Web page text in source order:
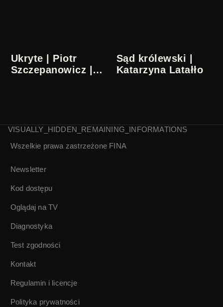
Ukryte | Piotr
Szczepanowicz |
Sąd królewski |
Katarzyna Latałło
Bajon
VISUALLY_HIDDEN_REMAINING_INFORMATIONS
Wszelkie prawa zastrzeżone FINA
Newsletter
Kod dostępu
Oglądaj na TV
Diagnostyka
Test zgodności
Kontakt
Regulamin i licencje
Polityka prywatności